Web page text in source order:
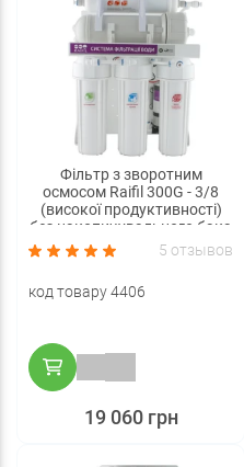
Фільтр з зворотним
осмосом Raifil 300G - 3/8
(високої продуктивності)
без накопичувального бака
5 отзывов
код товару 4406
19 060 грн